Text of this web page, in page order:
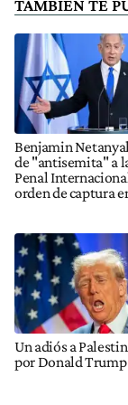
TAMBIÉN TE
Benjamin
de "antisemita" a
Penal
orden de captura
Un adiós a
por Donald